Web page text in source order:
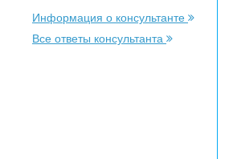
Информация о консультанте
Все ответы консультанта